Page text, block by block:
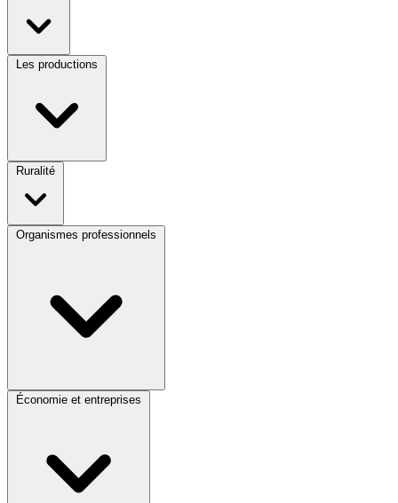
Les productions
Ruralité
Organismes professionnels
Économie et entreprises